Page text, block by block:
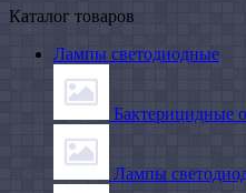
Каталог товаров
Лампы светодиодные
Бактерицидные
Лампы